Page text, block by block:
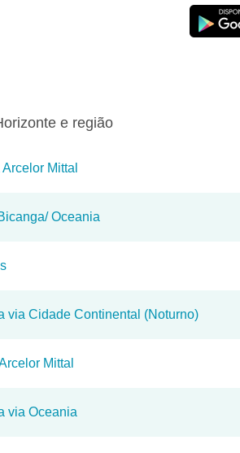
e região
Mittal
Oceania
via Cidade Continental (Noturno)
Mittal
via Oceania